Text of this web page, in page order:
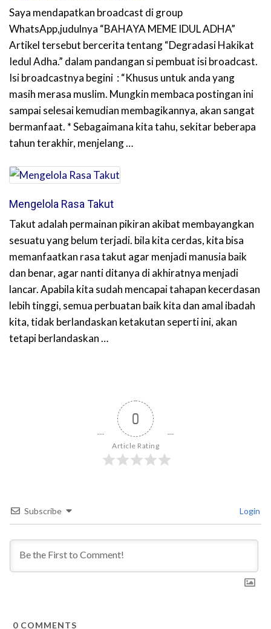
Saya mendapatkan broadcast di group
WhatsApp,judulnya “BAHAYA MEME IDUL ADHA”
Artikel tersebut bercerita tentang “Degradasi Hakikat
Iedul Adha.” dalam pandangan si pembuat isi broadcast.
Isi broadcastnya begini : “Khusus untuk anda yang
masih merasa muslim. Mungkin membaca postingan ini
sampai selesai kemudian membagikannya, akan sangat
bermanfaat. * Sebagaimana kita tahu, sekitar beberapa
tahun terakhir, menjelang …
Mengelola Rasa Takut
Takut adalah permainan pikiran akibat membayangkan
sesuatu yang belum terjadi. bila kita cerdas, kita bisa
memanfaatkan rasa takut agar menjadi manusia baik
dan benar, agar nanti ditanya di akhiratnya menjadi
lancar. Apabila kita sudah mencapai tahapan kecerdasan
lebih tinggi, semua perbuatan baik kita dan amal ibadah
kita, tidak berlandaskan ketakutan seperti ini, akan
tetapi berlandaskan …
0
Article Rating
Subscribe Login
0 COMMENTS